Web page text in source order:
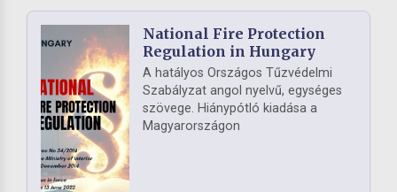
National Fire Protection
Regulation in Hungary
A hatályos Országos Tűzvédelmi
Szabályzat angol nyelvű, egységes
szövege. Hiánypótló kiadása a
Magyarországon